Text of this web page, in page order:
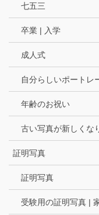
七五三
卒業 | 入学
成人式
自分らしいポートレ
年齢のお祝い
古い写真が新しくな
証明写真
証明写真
受験用の証明写真 |